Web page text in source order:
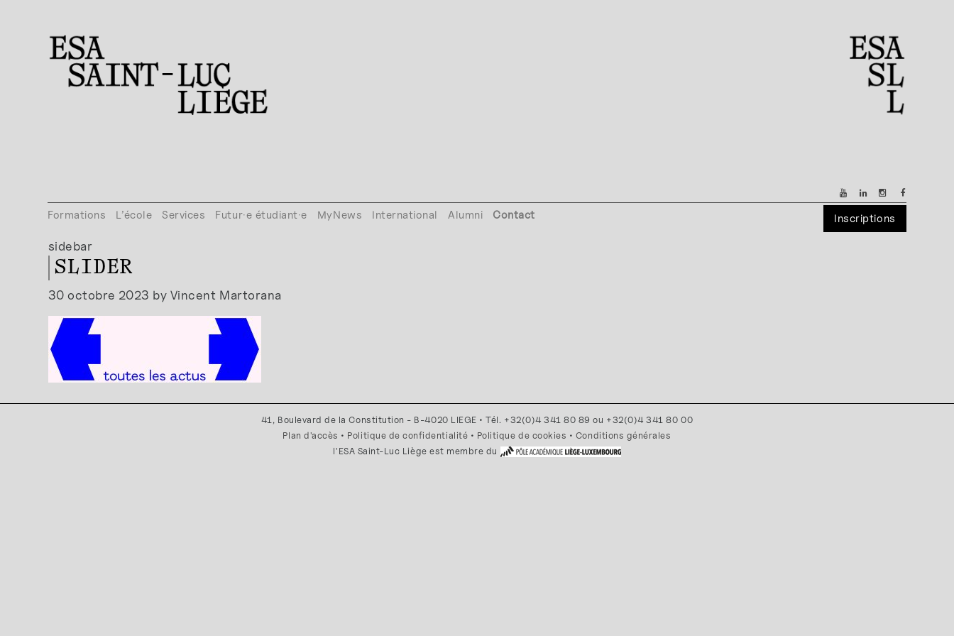
Formations L’école Services Futur·e étudiant·e MyNews International Alumni Contact Inscriptions
sidebar
SLIDER
30 octobre 2023 by Vincent Martorana
41, Boulevard de la Constitution - B-4020 LIEGE • Tél. +32(0)4 341 80 89 ou +32(0)4 341 80 00
Plan d'accès • Politique de confidentialité • Politique de cookies • Conditions générales
l'ESA Saint-Luc Liège est membre du